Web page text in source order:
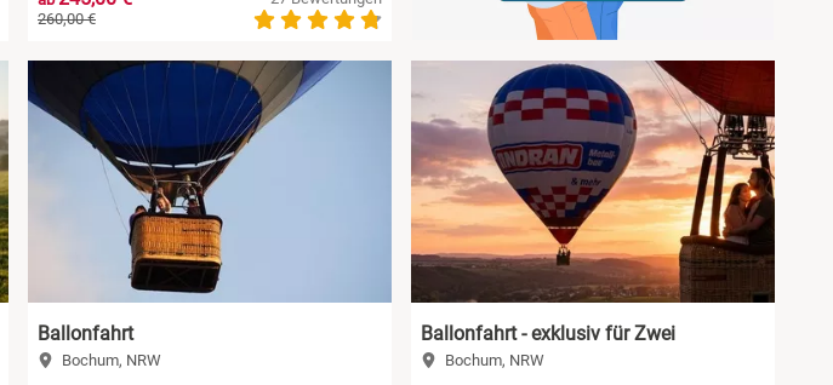
260,00 €
Ballonfahrt
Bochum, NRW
Ballonfahrt - exklusiv für Zwei
Bochum, NRW